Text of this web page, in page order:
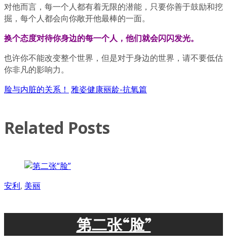
对他而言，每一个人都有着无限的潜能，只要你善于鼓励和挖
掘，每个人都会向你敞开他最棒的一面。
换个态度对待你身边的每一个人，他们就会闪闪发光。
也许你不能改变整个世界，但是对于身边的世界，请不要低估
你非凡的影响力。
脸与内脏的关系！ 雅姿健康丽龄-抗氧篇
Related Posts
安利, 美丽
第二张“脸”